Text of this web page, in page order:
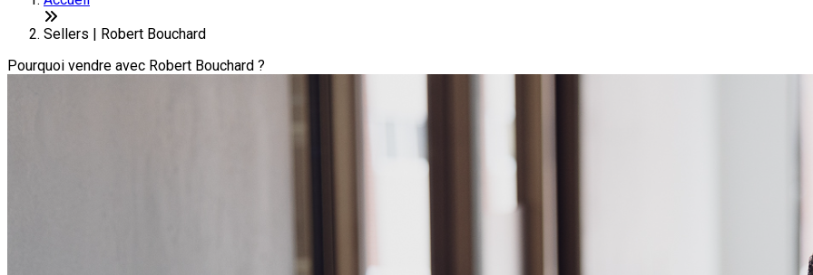
Sellers | Robert Bouchard
Pourquoi vendre avec Robert Bouchard ?